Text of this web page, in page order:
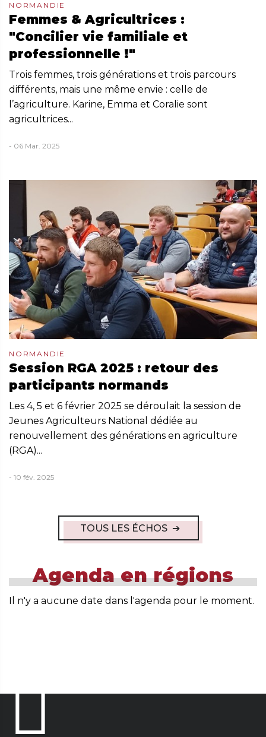
NORMANDIE
Femmes & Agricultrices :
"Concilier vie familiale et
professionnelle !"
Trois femmes, trois générations et trois parcours
différents, mais une même envie : celle de
l’agriculture. Karine, Emma et Coralie sont
agricultrices...
- 06 Mar. 2025
NORMANDIE
Session RGA 2025 : retour des
participants normands
Les 4, 5 et 6 février 2025 se déroulait la session de
Jeunes Agriculteurs National dédiée au
renouvellement des générations en agriculture
(RGA)...
- 10 fév. 2025
TOUS LES ÉCHOS
Agenda en régions
Il n'y a aucune date dans l'agenda pour le moment.